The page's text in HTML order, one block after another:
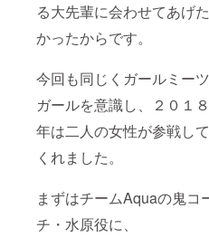
る大先輩に会わせてあげた
かったからです。
今回も同じくガールミーツ
ガールを意識し、２０１８
年は二人の女性が参戦して
くれました。
まずはチームAquaの鬼コ
チ・水原役に、